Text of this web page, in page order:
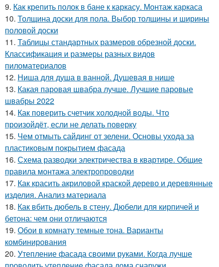
9. Как крепить полок в бане к каркасу. Монтаж каркаса
10. Толщина доски для пола. Выбор толщины и ширины
половой доски
11. Таблицы стандартных размеров обрезной доски.
Классификация и размеры разных видов
пиломатериалов
12. Ниша для душа в ванной. Душевая в нише
13. Какая паровая швабра лучше. Лучшие паровые
швабры 2022
14. Как поверить счетчик холодной воды. Что
произойдёт, если не делать поверку
15. Чем отмыть сайдинг от зелени. Основы ухода за
пластиковым покрытием фасада
16. Схема разводки электричества в квартире. Общие
правила монтажа электропроводки
17. Как красить акриловой краской дерево и деревянные
изделия. Анализ материала
18. Как вбить дюбель в стену. Дюбели для кирпичей и
бетона: чем они отличаются
19. Обои в комнату темные тона. Варианты
комбинирования
20. Утепление фасада своими руками. Когда лучше